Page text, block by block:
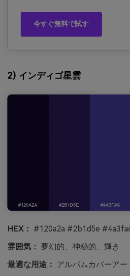
今すぐ無料で試す
2) インディゴ星雲
HEX： #120a2a #2b1d5e
雰囲気： 夢幻的、神秘的、輝き
最適な用途： アルバムカバーアー